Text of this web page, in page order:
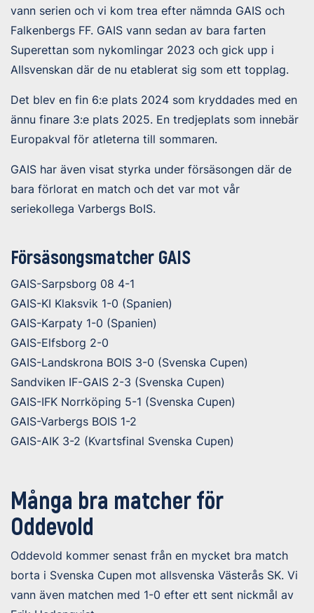
vann serien och vi kom trea efter nämnda GAIS och
Falkenbergs FF. GAIS vann sedan av bara farten
Superettan som nykomlingar 2023 och gick upp i
Allsvenskan där de nu etablerat sig som ett topplag.
Det blev en fin 6:e plats 2024 som kryddades med en
ännu finare 3:e plats 2025. En tredjeplats som innebär
Europakval för atleterna till sommaren.
GAIS har även visat styrka under försäsongen där de
bara förlorat en match och det var mot vår
seriekollega Varbergs BoIS.
Försäsongsmatcher GAIS
GAIS-Sarpsborg 08 4-1
GAIS-KI Klaksvik 1-0 (Spanien)
GAIS-Karpaty 1-0 (Spanien)
GAIS-Elfsborg 2-0
GAIS-Landskrona BOIS 3-0 (Svenska Cupen)
Sandviken IF-GAIS 2-3 (Svenska Cupen)
GAIS-IFK Norrköping 5-1 (Svenska Cupen)
GAIS-Varbergs BOIS 1-2
GAIS-AIK 3-2 (Kvartsfinal Svenska Cupen)
Många bra matcher för
Oddevold
Oddevold kommer senast från en mycket bra match
borta i Svenska Cupen mot allsvenska Västerås SK. Vi
vann även matchen med 1-0 efter ett sent nickmål av